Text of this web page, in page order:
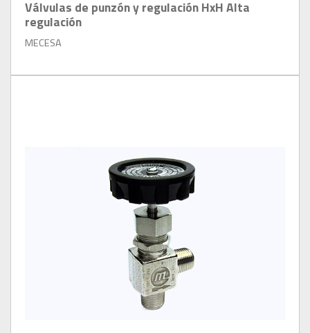
Válvulas de punzón y regulación HxH Alta
regulación
MECESA